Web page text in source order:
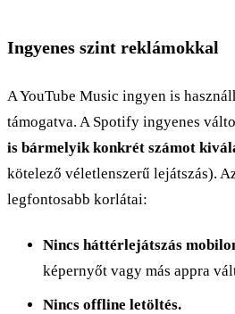
Ingyenes szint reklámokkal
A YouTube Music ingyen is
támogatva. A Spotify ingyenes
is bármelyik konkrét számot
kötelező véletlenszerű lejátszás).
legfontosabb korlátai:
Nincs háttérlejátszás
képernyőt vagy más appra
Nincs offline letöltés.